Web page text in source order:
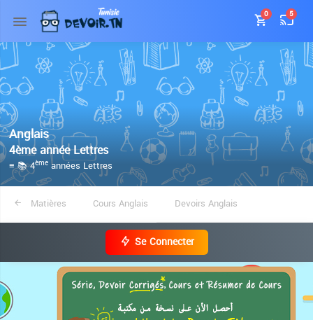
0 5
Anglais
4ème année Lettres
≡ 📚 4ème années Lettres
Matières Cours Anglais Devoirs Anglais
Se Connecter